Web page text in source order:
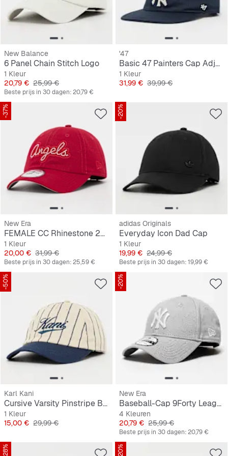
New Balance
6 Panel Chain Stitch Logo
1 Kleur
Prijs
20,79 € Originele Prijs
25,99 €
Beste prijs in 30 dagen:20,79 €
'47
Basic 47 Painters Cap Adjustable
1 Kleur
Prijs
31,99 € Originele Prijs
39,99 €
-37%
New Era
FEMALE CC Rhinestone 28211 MLB Anaheim Angels
1 Kleur
Prijs
20,00 € Originele Prijs
31,99 €
Beste prijs in 30 dagen:25,59 €
-20%
adidas Originals
Everyday Icon Dad Cap
1 Kleur
Prijs
19,99 € Originele Prijs
24,99 €
Beste prijs in 30 dagen:19,99 €
-50%
Karl Kani
Cursive Varsity Pinstripe Baseball Cap off white/dark blue
1 Kleur
Prijs
15,00 € Originele Prijs
29,99 €
-20%
New Era
Baseball-Cap 9Forty League Basic MLB New York Yankees
4 Kleuren
Prijs
20,79 € Originele Prijs
25,99 €
Beste prijs in 30 dagen:20,79 €
-28% -20%